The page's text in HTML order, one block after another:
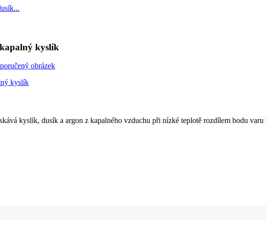
kyslík
kyslík, dusík a argon z kapalného vzduchu při nízké teplotě rozdílem bodu varu